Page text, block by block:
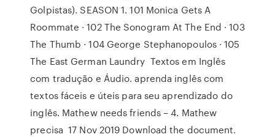
Golpistas). SEASON 1. 101 Monica Gets A
Roommate · 102 The Sonogram At The End · 103
The Thumb · 104 George Stephanopoulos · 105
The East German Laundry Textos em Inglês
com tradução e Áudio. aprenda inglês com
textos fáceis e úteis para seu aprendizado do
inglês. Mathew needs friends – 4. Mathew
precisa 17 Nov 2019 Download the document.